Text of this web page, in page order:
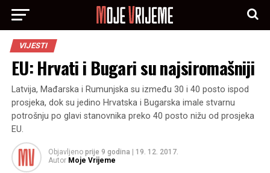
VIJESTI
EU: Hrvati i Bugari su najsiromašniji
Latvija, Mađarska i Rumunjska su između 30 i 40 posto ispod
prosjeka, dok su jedino Hrvatska i Bugarska imale stvarnu
potrošnju po glavi stanovnika preko 40 posto nižu od prosjeka
EU.
Objavljeno prije 9 godina
19. 12. 2017.
Autor Moje Vrijeme